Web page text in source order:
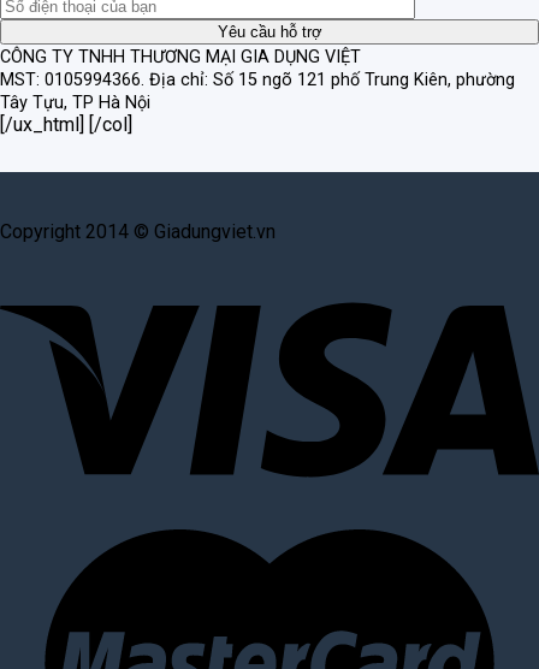
CÔNG TY TNHH THƯƠNG MẠI GIA DỤNG VIỆT
MST: 0105994366. Địa chỉ: Số 15 ngõ 121 phố Trung Kiên, phường
Tây Tựu, TP Hà Nội
[/ux_html] [/col]
Copyright 2014 © Giadungviet.vn